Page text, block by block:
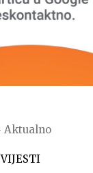
Aktualno
VIJESTI